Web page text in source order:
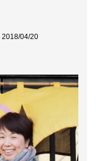
2018/04/20